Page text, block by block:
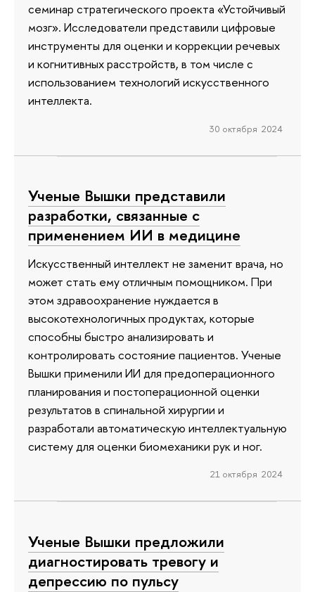
семинар стратегического проекта «Устойчивый
мозг». Исследователи представили цифровые
инструменты для оценки и коррекции речевых
и когнитивных расстройств, в том числе с
использованием технологий искусственного
интеллекта.
30 октября 2024
Ученые Вышки представили
разработки, связанные с
применением ИИ в медицине
Искусственный интеллект не заменит врача, но
может стать ему отличным помощником. При
этом здравоохранение нуждается в
высокотехнологичных продуктах, которые
способны быстро анализировать и
контролировать состояние пациентов. Ученые
Вышки применили ИИ для предоперационного
планирования и постоперационной оценки
результатов в спинальной хирургии и
разработали автоматическую интеллектуальную
систему для оценки биомеханики рук и ног.
21 октября 2024
Ученые Вышки предложили
диагностировать тревогу и
депрессию по пульсу